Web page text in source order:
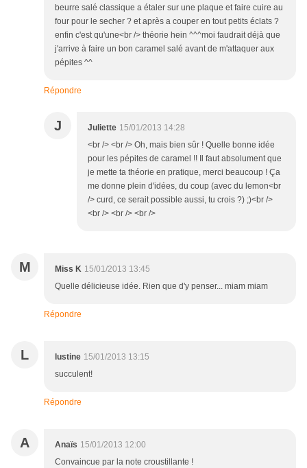
beurre salé classique a étaler sur une plaque et faire cuire au
four pour le secher ? et après a couper en tout petits éclats ?
enfin c'est qu'une<br /> théorie hein ^^^moi faudrait déjà que
j'arrive à faire un bon caramel salé avant de m'attaquer aux
pépites ^^
Répondre
J Juliette 15/01/2013 14:28
<br /> <br /> Oh, mais bien sûr ! Quelle bonne idée
pour les pépites de caramel !! Il faut absolument que
je mette ta théorie en pratique, merci beaucoup ! Ça
me donne plein d'idées, du coup (avec du lemon<br
/> curd, ce serait possible aussi, tu crois ?) ;)<br />
<br /> <br /> <br />
M Miss K 15/01/2013 13:45
Quelle délicieuse idée. Rien que d'y penser... miam miam
Répondre
L lustine 15/01/2013 13:15
succulent!
Répondre
A Anaïs 15/01/2013 12:00
Convaincue par la note croustillante !